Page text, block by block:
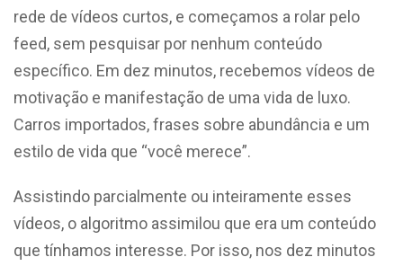
rede de vídeos curtos, e começamos a rolar pelo
feed, sem pesquisar por nenhum conteúdo
específico. Em dez minutos, recebemos vídeos de
motivação e manifestação de uma vida de luxo.
Carros importados, frases sobre abundância e um
estilo de vida que “você merece”.
Assistindo parcialmente ou inteiramente esses
vídeos, o algoritmo assimilou que era um conteúdo
que tínhamos interesse. Por isso, nos dez minutos